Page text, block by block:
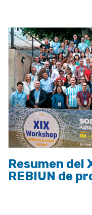
la
navegación
Resumen del
REBIUN de